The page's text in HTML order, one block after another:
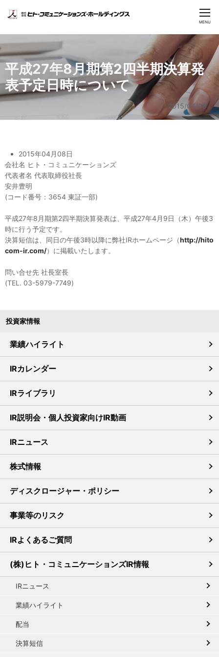
CLOSE
MENU
投資家情報
業績ハイライト
IRカレンダー
IRライブラリ
IR説明会・個人投資家向けIR動画
IRニュース
株式情報
ディスクロージャー・ポリシー
事業等のリスク
IRよくあるご質問
(株)ヒト・コミュニケーションズIR情報
IRニュース
業績ハイライト
配当
決算短信
平成27年8月期第2四半期決算発
表予定日時について
2015/04/08
2015年04月08日
会社名 ヒト・コミュニケーションズ
代表者名 代表取締役社長
安井豊明
(コード番号：3654 東証一部)
平成27年8月期第2四半期決算発表は、平成27年4月9日（木）午後3
時に行う予定です。
決算短信は、同日の午後3時以降に弊社IRホームページ（http://hito
com-ir.com/）に掲載いたします。
問い合せ先 社長室長
(TEL. 03-5979-7749)
企業情報
投資家情報